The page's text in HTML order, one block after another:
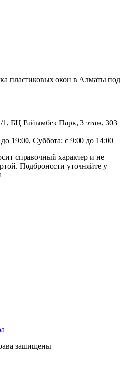
пластиковых окон в Алматы под
1, БЦ Райымбек Парк, 3 этаж, 303
19:00, Суббота: с 9:00 до 14:00
справочный характер и не
Подброности уточняйте у
защищены